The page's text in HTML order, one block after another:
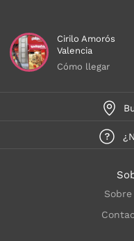
Cirilo Amorós
Valencia
Cómo llegar